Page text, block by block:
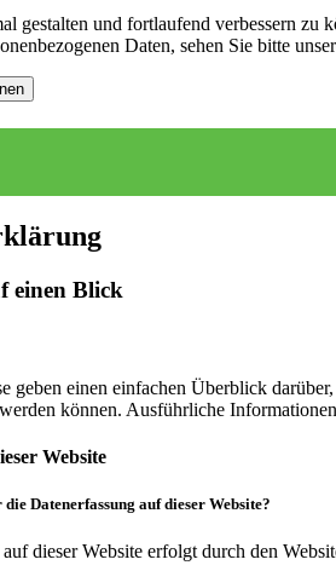
gestalten und fortlaufend verbessern
Daten, sehen Sie bitte
einen Blick
geben einen einfachen Überblick
können. Ausführliche
Website
Datenerfassung auf dieser Website?
dieser Website erfolgt durch den